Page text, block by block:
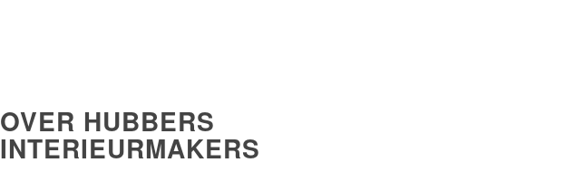
OVER HUBBERS
INTERIEURMAKERS